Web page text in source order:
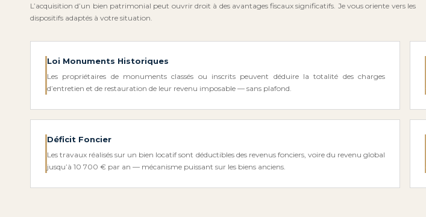
L’acquisition d’un bien patrimonial peut ouvrir droit à des avantages fiscaux significatifs. Je vous oriente vers les
dispositifs adaptés à votre situation.
Loi Monuments Historiques
Les propriétaires de monuments classés ou inscrits peuvent déduire la totalité des charges
d’entretien et de restauration de leur revenu imposable — sans plafond.
Déficit Foncier
Les travaux réalisés sur un bien locatif sont déductibles des revenus fonciers, voire du revenu global
jusqu’à 10 700 € par an — mécanisme puissant sur les biens anciens.